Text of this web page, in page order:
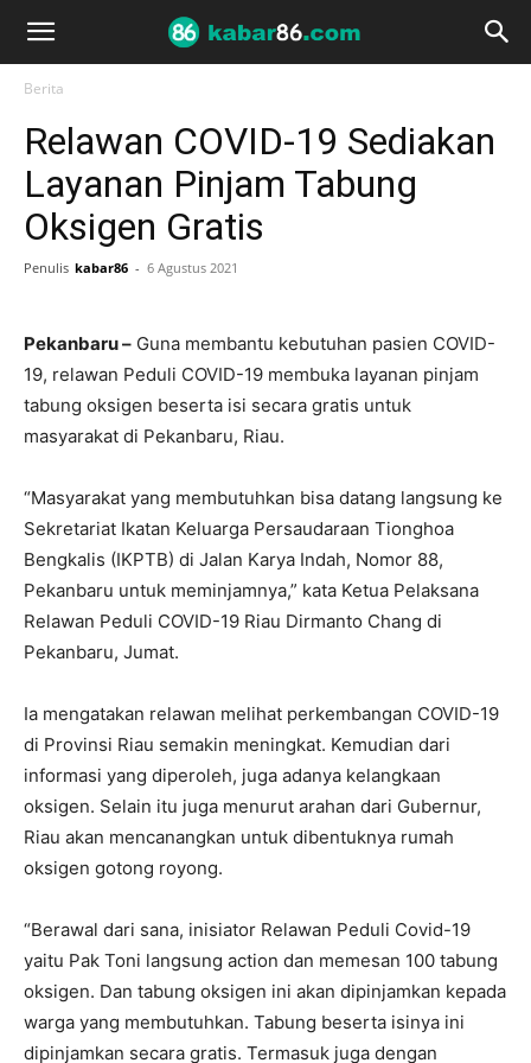
Berita
Relawan COVID-19 Sediakan
Layanan Pinjam Tabung
Oksigen Gratis
Penulis kabar86 - 6 Agustus 2021
Pekanbaru – Guna membantu kebutuhan pasien COVID-
19, relawan Peduli COVID-19 membuka layanan pinjam
tabung oksigen beserta isi secara gratis untuk
masyarakat di Pekanbaru, Riau.
“Masyarakat yang membutuhkan bisa datang langsung ke
Sekretariat Ikatan Keluarga Persaudaraan Tionghoa
Bengkalis (IKPTB) di Jalan Karya Indah, Nomor 88,
Pekanbaru untuk meminjamnya,” kata Ketua Pelaksana
Relawan Peduli COVID-19 Riau Dirmanto Chang di
Pekanbaru, Jumat.
Ia mengatakan relawan melihat perkembangan COVID-19
di Provinsi Riau semakin meningkat. Kemudian dari
informasi yang diperoleh, juga adanya kelangkaan
oksigen. Selain itu juga menurut arahan dari Gubernur,
Riau akan mencanangkan untuk dibentuknya rumah
oksigen gotong royong.
“Berawal dari sana, inisiator Relawan Peduli Covid-19
yaitu Pak Toni langsung action dan memesan 100 tabung
oksigen. Dan tabung oksigen ini akan dipinjamkan kepada
warga yang membutuhkan. Tabung beserta isinya ini
dipinjamkan secara gratis. Termasuk juga dengan